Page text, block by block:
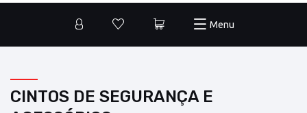
Menu
CINTOS DE SEGURANÇA E